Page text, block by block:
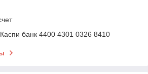
банк 4400 4301 0326 8410